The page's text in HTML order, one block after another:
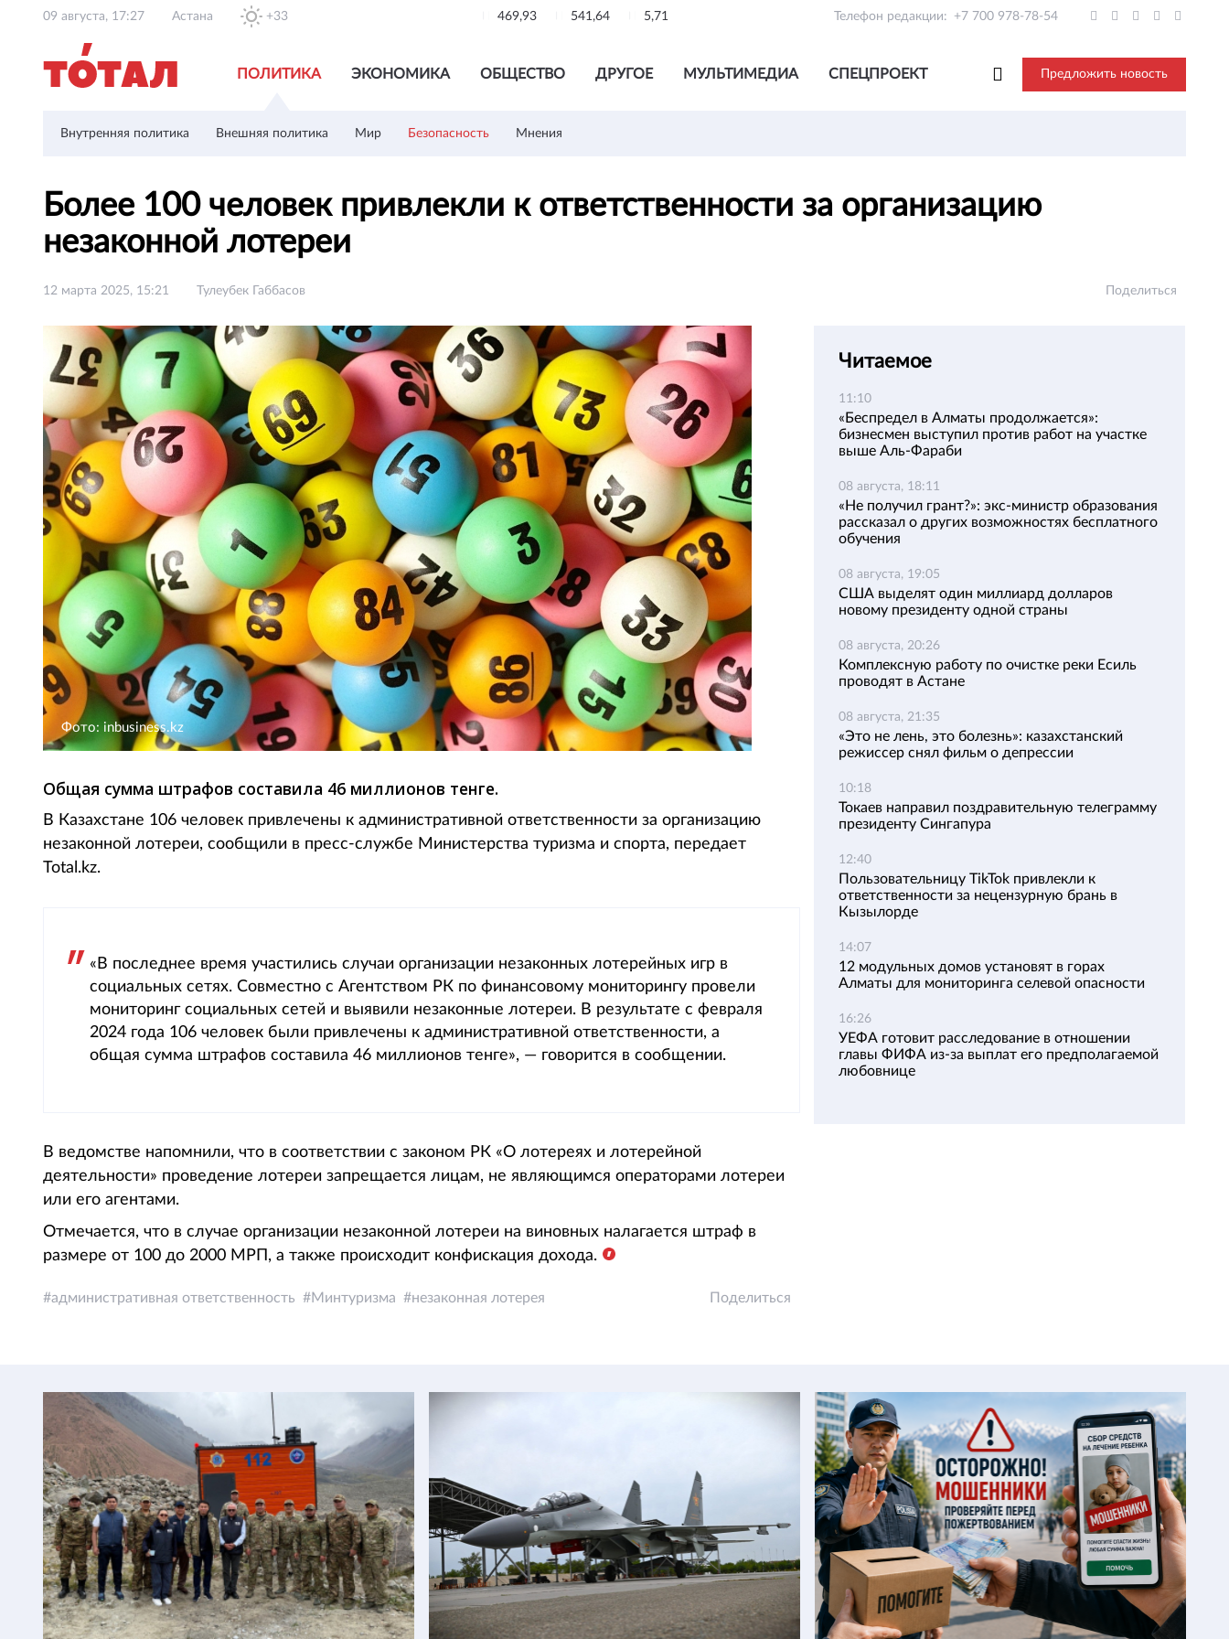
09 августа, 17:27 Астана +33 469,93 541,64 5,71 Телефон редакции: +7 700 978-78-54
ПОЛИТИКА ЭКОНОМИКА ОБЩЕСТВО ДРУГОЕ МУЛЬТИМЕДИА СПЕЦПРОЕКТ Предложить новость
Внутренняя политика Внешняя политика Мир Безопасность Мнения
Более 100 человек привлекли к ответственности за организацию
незаконной лотереи
12 марта 2025, 15:21 Тулеубек Габбасов Поделиться
Фото: inbusiness.kz
Общая сумма штрафов составила 46 миллионов тенге.
В Казахстане 106 человек привлечены к административной ответственности за организацию
незаконной лотереи, сообщили в пресс-службе Министерства туризма и спорта, передает
Total.kz.
«В последнее время участились случаи организации незаконных лотерейных игр в
социальных сетях. Совместно с Агентством РК по финансовому мониторингу провели
мониторинг социальных сетей и выявили незаконные лотереи. В результате с февраля
2024 года 106 человек были привлечены к административной ответственности, а
общая сумма штрафов составила 46 миллионов тенге», — говорится в сообщении.
В ведомстве напомнили, что в соответствии с законом РК «О лотереях и лотерейной
деятельности» проведение лотереи запрещается лицам, не являющимся операторами лотереи
или его агентами.
Отмечается, что в случае организации незаконной лотереи на виновных налагается штраф в
размере от 100 до 2000 МРП, а также происходит конфискация дохода.
административная ответственность Минтуризма незаконная лотерея Поделиться
Читаемое
11:10
«Беспредел в Алматы продолжается»:
бизнесмен выступил против работ на участке
выше Аль-Фараби
08 августа, 18:11
«Не получил грант?»: экс-министр образования
рассказал о других возможностях бесплатного
обучения
08 августа, 19:05
США выделят один миллиард долларов
новому президенту одной страны
08 августа, 20:26
Комплексную работу по очистке реки Есиль
проводят в Астане
08 августа, 21:35
«Это не лень, это болезнь»: казахстанский
режиссер снял фильм о депрессии
10:18
Токаев направил поздравительную телеграмму
президенту Сингапура
12:40
Пользовательницу TikTok привлекли к
ответственности за нецензурную брань в
Кызылорде
14:07
12 модульных домов установят в горах
Алматы для мониторинга селевой опасности
16:26
УЕФА готовит расследование в отношении
главы ФИФА из-за выплат его предполагаемой
любовнице